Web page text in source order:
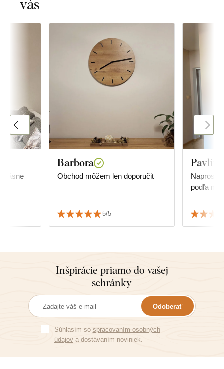
vás
Barbora
Obchod môžem len doporučit
5/5
Naprosto
podľa
Inšpirácie priamo do vašej
schránky
Odoberať
Súhlasím so spracovaním osobných
údajova dostávaním noviniek.